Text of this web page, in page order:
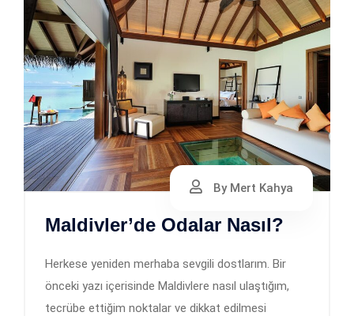
By Mert Kahya
Maldivler’de Odalar Nasıl?
Herkese yeniden merhaba sevgili dostlarım. Bir
önceki yazı içerisinde Maldivlere nasıl ulaştığım,
tecrübe ettiğim noktalar ve dikkat edilmesi